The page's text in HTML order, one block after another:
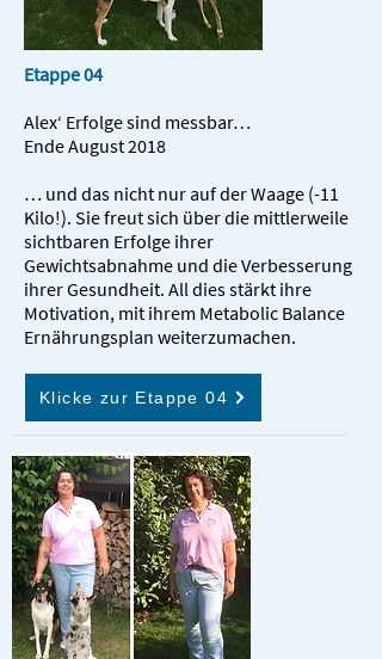
Etappe 04
Alex‘ Erfolge sind messbar…
Ende August 2018
… und das nicht nur auf der Waage (-11
Kilo!). Sie freut sich über die mittlerweile
sichtbaren Erfolge ihrer
Gewichtsabnahme und die Verbesserung
ihrer Gesundheit. All dies stärkt ihre
Motivation, mit ihrem Metabolic Balance
Ernährungsplan weiterzumachen.
Klicke zur Etappe 04